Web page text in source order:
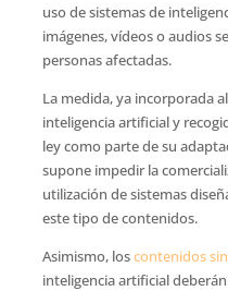
uso de sistemas de
imágenes, vídeos o audios
personas afectadas.
La medida, ya incorporada
inteligencia artificial y
ley como parte de su
supone impedir la
utilización de sistemas
este tipo de contenidos.
Asimismo, loscontenidos
inteligencia artificial